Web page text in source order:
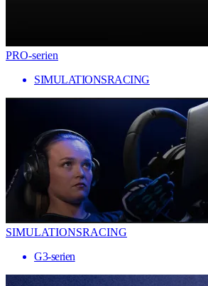
PRO-serien
SIMULATIONSRACING
SIMULATIONSRACING
G3-serien